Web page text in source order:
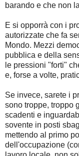
barando e che non
E si opporrà con i
autorizzate che fa
Mondo. Mezzi
pubblica e della
le pressioni "forti"
e, forse a volte,
Se invece, sarete i
sono troppe, troppo
scadenti e
sovente in posti
mettendo al primo
dell'occupazione